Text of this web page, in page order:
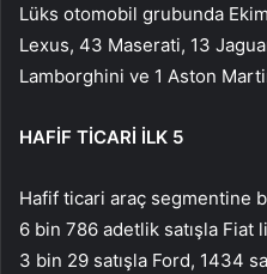
Lüks otomobil grubunda
Lexus, 43 Maserati, 13
Lamborghini ve 1 Aston
HAFİF TİCARİ İLK 5
Hafif ticari araç segmentine
6 bin 786 adetlik satışla Fiat
3 bin 29 satışla Ford, 1434